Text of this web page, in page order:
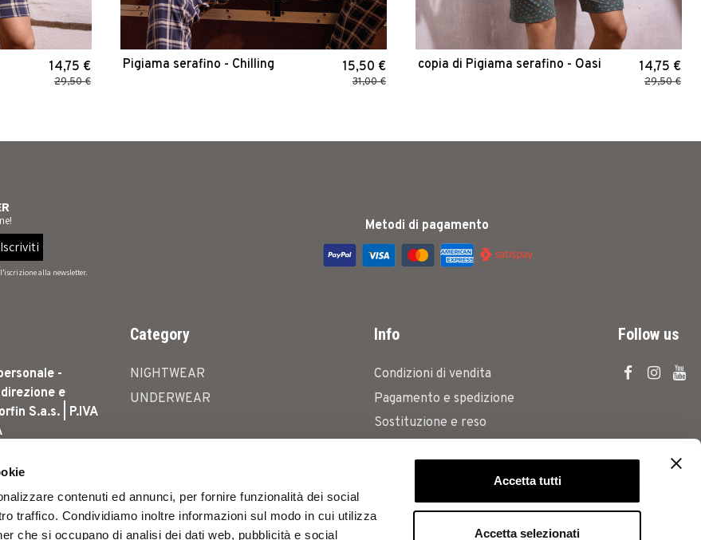
contenuti ed annunci, per fornire funzionalità dei social
traffico. Condividiamo inoltre informazioni sul modo in cui utilizza
che si occupano di analisi dei dati web, pubblicità e social
Accetta tutti
Accetta selezionati
14,75 €
29,50 €
Pigiama serafino - Chilling 15,50 €
31,00 €
copia di Pigiama serafino - Oasi 14,75 €
29,50 €
Iscriviti
alla newsletter.
Metodi di pagamento
-
e
S.a.s. | P.IVA
SERVIZIO
010 |
23 Carpi
Category
NIGHTWEAR
UNDERWEAR
Info
Condizioni di vendita
Pagamento e spedizione
Sostituzione e reso
Follow us